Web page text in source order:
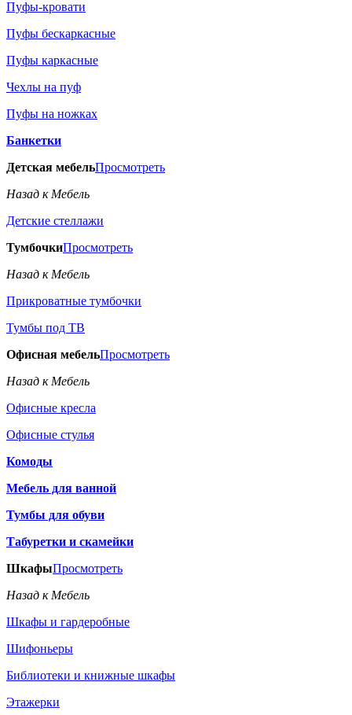
Пуфы-кровати
Пуфы бескаркасные
Пуфы каркасные
Чехлы на пуф
Пуфы на ножках
Банкетки
Детская мебельПросмотреть
Назад к Мебель
Детские стеллажи
ТумбочкиПросмотреть
Назад к Мебель
Прикроватные тумбочки
Тумбы под ТВ
Офисная мебельПросмотреть
Назад к Мебель
Офисные кресла
Офисные стулья
Комоды
Мебель для ванной
Тумбы для обуви
Табуретки и скамейки
ШкафыПросмотреть
Назад к Мебель
Шкафы и гардеробные
Шифоньеры
Библиотеки и книжные шкафы
Этажерки